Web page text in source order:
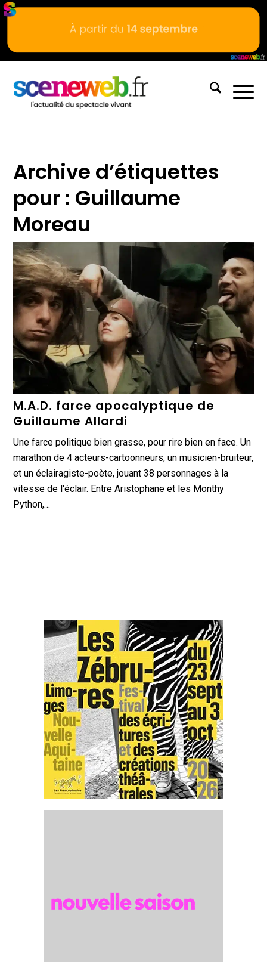
Archive d’étiquettes
pour : Guillaume
Moreau
M.A.D. farce apocalyptique de
Guillaume Allardi
Une farce politique bien grasse, pour rire bien en face. Un
marathon de 4 acteurs-cartoonneurs, un musicien-bruiteur,
et un éclairagiste-poète, jouant 38 personnages à la
vitesse de l'éclair. Entre Aristophane et les Monthy
Python,…